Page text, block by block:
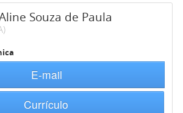
Souza de Paula
E-mail
Currículo